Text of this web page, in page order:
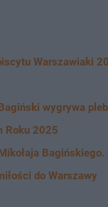
Warszawiaki
wygrywa
Roku 2025
Bagińskiego.
do Warszawy